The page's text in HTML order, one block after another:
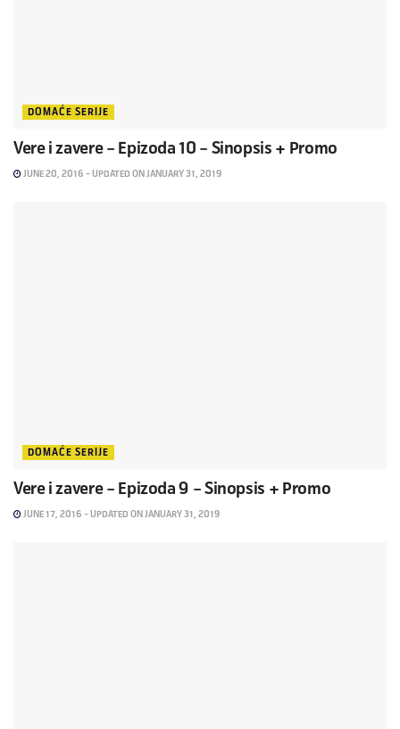
DOMAĆE SERIJE
Vere i zavere – Epizoda 10 – Sinopsis + Promo
JUNE 20, 2016 - UPDATED ON JANUARY 31, 2019
DOMAĆE SERIJE
Vere i zavere – Epizoda 9 – Sinopsis + Promo
JUNE 17, 2016 - UPDATED ON JANUARY 31, 2019